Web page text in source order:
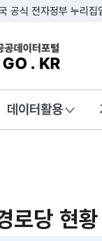
공식 전자정부 누리집
공데이터포
데이터활용
로당 현황